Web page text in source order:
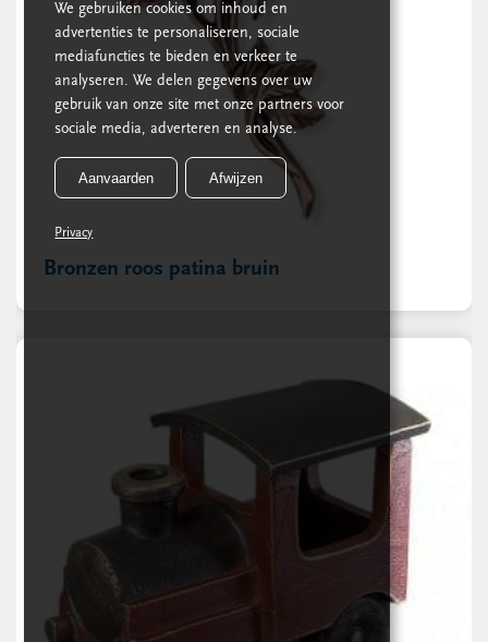
Bronzen roos patina bruin
We gebruiken cookies om inhoud en
advertenties te personaliseren, sociale
mediafuncties te bieden en verkeer te
analyseren. We delen gegevens over uw
gebruik van onze site met onze partners voor
sociale media, adverteren en analyse.
Aanvaarden Afwijzen
Privacy